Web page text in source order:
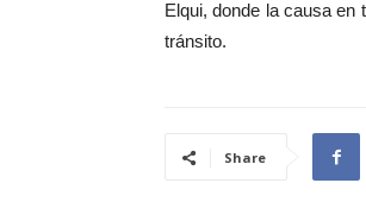
Elqui, donde la causa en
tránsito.
Share